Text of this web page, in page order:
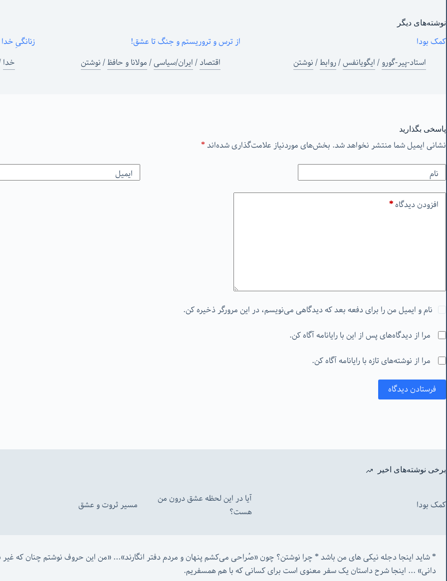
نوشته‌های‌ دیگر
کمک بودا
استاد-پیر-گورو/ایگویانفس/روابط/نوشتن
از ترس و تروریستم و جنگ تا عشق!
اقتصاد/ایران/سیاسی/مولانا و حافظ/نوشتن
زنانگیِ خدا
خدا
پاسخی بگذارید
نشانی ایمیل شما منتشر نخواهد شد. بخش‌های موردنیاز علامت‌گذاری شده‌اند*
نام ایمیل
افزودن دیدگاه*
نام و ایمیل من را برای دفعه بعد که دیدگاهی می‌نویسم، در این مرورگر ذخیره کن.
مرا از دیدگاه‌های پس از این با رایانامه آگاه کن.
مرا از نوشته‌های تازه با رایانامه آگاه کن.
فرستادن دیدگاه
برخی نوشته‌های اخیر
کمک بودا
آیا در این لحظه عشق درون من
هست؟
مسیر ثروت و عشق
* شاید اینجا دجله نیکی های من باشد * چرا نوشتن؟ چون «صُراحی می‌کشم پنهان‌ و مردم‌ دفتر انگارند»... «
دانی» ... اینجا شرح داستان یک سفر معنوی است برای کسانی که با هم همسفریم.